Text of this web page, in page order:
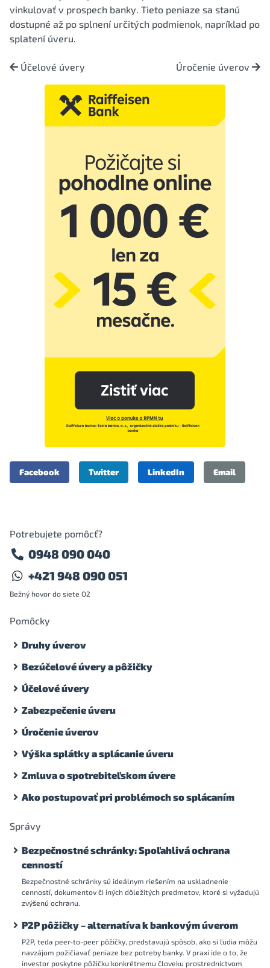
vinkulovať v prospech banky. Tieto peniaze sa stanú
dostupné až po splnení určitých podmienok, napríklad po
splatení úveru.
Účelové úvery Úročenie úverov
Facebook Twitter LinkedIn Email
Potrebujete pomôcť?
0948 090 040
+421 948 090 051
Bežný hovor do siete O2
Pomôcky
Druhy úverov
Bezúčelové úvery a pôžičky
Účelové úvery
Zabezpečenie úveru
Úročenie úverov
Výška splátky a splácanie úveru
Zmluva o spotrebiteľskom úvere
Ako postupovať pri problémoch so splácaním
Správy
Bezpečnostné schránky: Spoľahlivá ochrana
cenností
Bezpečnostné schránky sú ideálnym riešením na uskladnenie
cenností, dokumentov či iných dôležitých predmetov, ktoré si vyžadujú
zvýšenú ochranu.
P2P pôžičky – alternatíva k bankovým úverom
P2P, teda peer-to-peer pôžičky, predstavujú spôsob, ako si ľudia môžu
navzájom požičiavať peniaze bez potreby banky. V praxi ide o to, že
investor poskytne pôžičku konkrétnemu človeku prostredníctvom